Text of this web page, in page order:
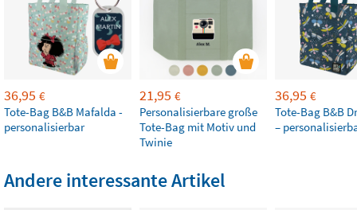
36,95 €
Tote-Bag B&B Mafalda -
personalisierbar
21,95 €
Personalisierbare große
Tote-Bag mit Motiv und
Twinie
36,95 €
Tote-Bag B&B
–
Andere interessante Artikel